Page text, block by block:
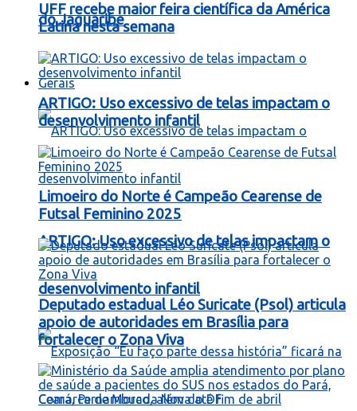
do Jaguaribe
Gerais
ARTIGO: Uso excessivo de telas impactam o
desenvolvimento infantil
UFF recebe maior feira científica da América
Latina nesta semana
ARTIGO: Uso excessivo de telas impactam o
desenvolvimento infantil
Limoeiro do Norte é Campeão Cearense de
Futsal Feminino 2025
Deputado estadual Léo Suricate (Psol) articula
apoio de autoridades em Brasília para
fortalecer o Zona Viva